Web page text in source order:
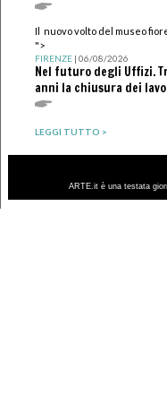
Il nuovo volto del museo
">
FIRENZE| 06/08/2026
Nel futuro degli Uffizi.
anni la chiusura dei
LEGGI TUTTO >
ARTE.it è una testata